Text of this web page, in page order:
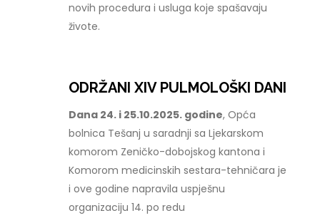
novih procedura i usluga koje spašavaju
živote.
ODRŽANI XIV PULMOLOŠKI DANI
Dana 24. i 25.10.2025. godine, Opća
bolnica Tešanj u saradnji sa Ljekarskom
komorom Zeničko-dobojskog kantona i
Komorom medicinskih sestara-tehničara je
i ove godine napravila uspješnu
organizaciju 14. po redu